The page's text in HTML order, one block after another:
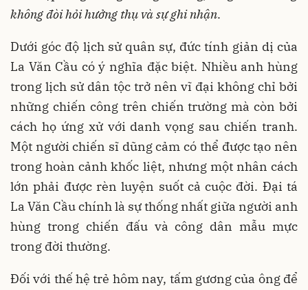
không đòi hỏi hưởng thụ và sự ghi nhận.
Dưới góc độ lịch sử quân sự, đức tính giản dị của
La Văn Cầu có ý nghĩa đặc biệt. Nhiều anh hùng
trong lịch sử dân tộc trở nên vĩ đại không chỉ bởi
những chiến công trên chiến trường mà còn bởi
cách họ ứng xử với danh vọng sau chiến tranh.
Một người chiến sĩ dũng cảm có thể được tạo nên
trong hoàn cảnh khốc liệt, nhưng một nhân cách
lớn phải được rèn luyện suốt cả cuộc đời. Đại tá
La Văn Cầu chính là sự thống nhất giữa người anh
hùng trong chiến đấu và công dân mẫu mực
trong đời thường.
Đối với thế hệ trẻ hôm nay, tấm gương của ông để